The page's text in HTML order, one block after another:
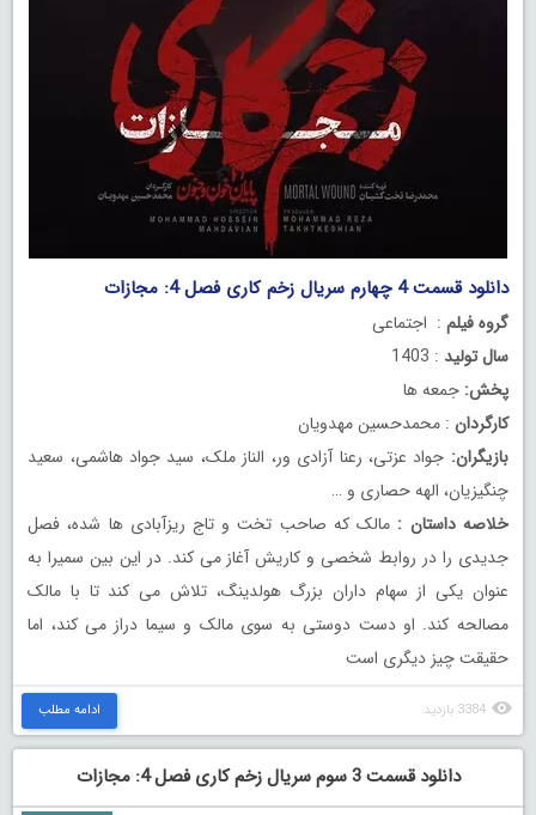
دانلود قسمت 4 چهارم سریال زخم کاری فصل 4: مجازات
گروه فیلم : اجتماعی
سال تولید : 1403
پخش: جمعه ها
کارگردان : محمدحسین مهدویان
بازیگران: جواد عزتی، رعنا آزادی ور، الناز ملک، سید جواد هاشمی، سعید
چنگیزیان، الهه حصاری و …
خلاصه داستان : مالک که صاحب تخت و تاج ریزآبادی ها شده، فصل
جدیدی را در روابط شخصی و کاریش آغاز می کند. در این بین سمیرا به
عنوان یکی از سهام داران بزرگ هولدینگ، تلاش می کند تا با مالک
مصالحه کند. او دست دوستی به سوی مالک و سیما دراز می کند، اما
حقیقت چیز دیگری است
3384 بازدید ادامه مطلب
دانلود قسمت 3 سوم سریال زخم کاری فصل 4: مجازات